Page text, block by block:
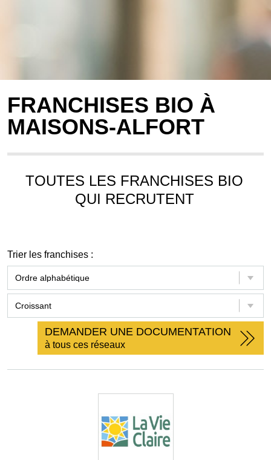
FRANCHISES BIO À
MAISONS-ALFORT
TOUTES LES FRANCHISES BIO
QUI RECRUTENT
Trier les franchises :
DEMANDER UNE DOCUMENTATION
à tous ces réseaux